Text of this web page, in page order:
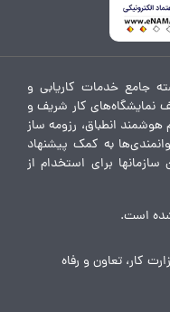
جامع خدمات کاریابی و
نمایشگاه‌های کار شریف و
هوشمند انطباق، رزومه ساز
به کمک پیشنهاد
برای استخدام از
است.
کار، تعاون و رفاه